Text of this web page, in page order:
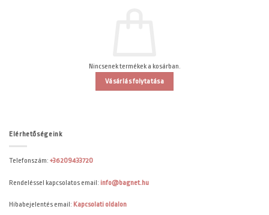
Nincsenek termékek a kosárban.
Vásárlás folytatása
Elérhetőségeink
Telefonszám: +36209433720
Rendeléssel kapcsolatos email: info@bagnet.hu
Hibabejelentés email: Kapcsolati oldalon